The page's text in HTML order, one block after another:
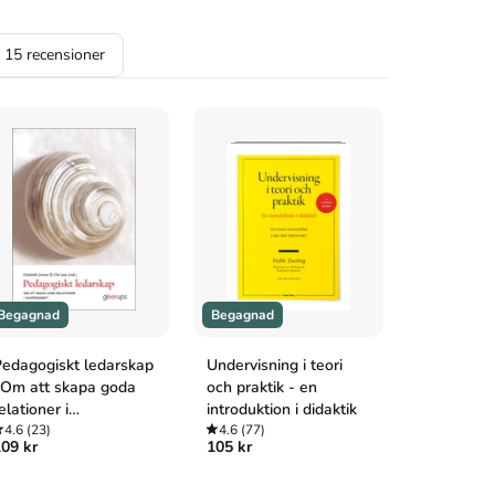
15 recensioner
ledarskap
att skapa goda
i
4.6(23)
kr
Begagnad
Undervisning i teori
och praktik - en
introduktion i didaktik
4.6 (77)
105 kr